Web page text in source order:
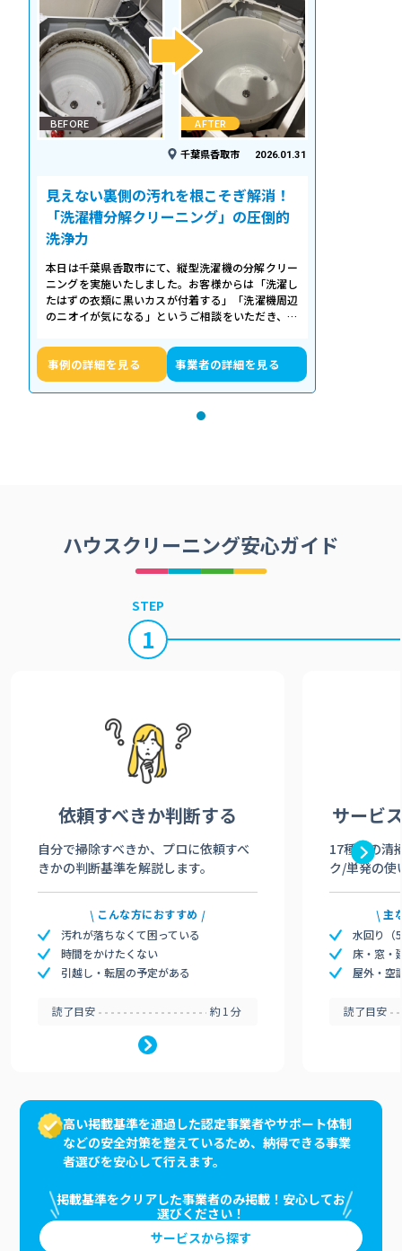
BEFORE AFTER
千葉県香取市 2026.01.31
見えない裏側の汚れを根こそぎ解消！
「洗濯槽分解クリーニング」の圧倒的
洗浄力
本日は千葉県香取市にて、縦型洗濯機の分解クリー
ニングを実施いたしました。お客様からは「洗濯し
たはずの衣類に黒いカスが付着する」「洗濯機周辺
のニオイが気になる」というご相談をいただき、内
事例の詳細を見る 事業者の詳細を見る
ハウスクリーニング安心ガイド
STEP
1
依頼すべきか判断する
自分で掃除すべきか、プロに依頼すべ
きかの判断基準を解説します。
こんな方におすすめ
汚れが落ちなくて困っている
時間をかけたくない
引越し・転居の予定がある
読了目安 約1分
サービ
17種類の清
ク/単発の使
主
水回り（
床・窓・
屋外・空
読了目安
高い掲載基準を通過した認定事業者やサポート体制
などの安全対策を整えているため、納得できる事業
者選びを安心して行えます。
掲載基準をクリアした事業者のみ掲載！安心してお
選びください！
サービスから探す